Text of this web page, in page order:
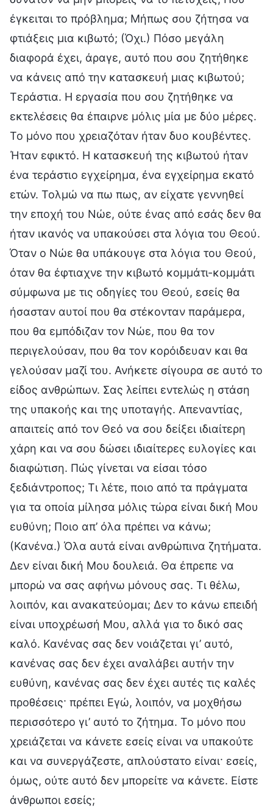
έγκειται το πρόβλημα; Μήπως σου ζήτησα να
φτιάξεις μια κιβωτό; (Όχι.) Πόσο μεγάλη
διαφορά έχει, άραγε, αυτό που σου ζητήθηκε
να κάνεις από την κατασκευή μιας κιβωτού;
Τεράστια. Η εργασία που σου ζητήθηκε να
εκτελέσεις θα έπαιρνε μόλις μία με δύο μέρες.
Το μόνο που χρειαζόταν ήταν δυο κουβέντες.
Ήταν εφικτό. Η κατασκευή της κιβωτού ήταν
ένα τεράστιο εγχείρημα, ένα εγχείρημα εκατό
ετών. Τολμώ να πω πως, αν είχατε γεννηθεί
την εποχή του Νώε, ούτε ένας από εσάς δεν θα
ήταν ικανός να υπακούσει στα λόγια του Θεού.
Όταν ο Νώε θα υπάκουγε στα λόγια του Θεού,
όταν θα έφτιαχνε την κιβωτό κομμάτι-κομμάτι
σύμφωνα με τις οδηγίες του Θεού, εσείς θα
ήσασταν αυτοί που θα στέκονταν παράμερα,
που θα εμπόδιζαν τον Νώε, που θα τον
περιγελούσαν, που θα τον κορόιδευαν και θα
γελούσαν μαζί του. Ανήκετε σίγουρα σε αυτό το
είδος ανθρώπων. Σας λείπει εντελώς η στάση
της υπακοής και της υποταγής. Απεναντίας,
απαιτείς από τον Θεό να σου δείξει ιδιαίτερη
χάρη και να σου δώσει ιδιαίτερες ευλογίες και
διαφώτιση. Πώς γίνεται να είσαι τόσο
ξεδιάντροπος; Τι λέτε, ποιο από τα πράγματα
για τα οποία μίλησα μόλις τώρα είναι δική Μου
ευθύνη; Ποιο απ’ όλα πρέπει να κάνω;
(Κανένα.) Όλα αυτά είναι ανθρώπινα ζητήματα.
Δεν είναι δική Μου δουλειά. Θα έπρεπε να
μπορώ να σας αφήνω μόνους σας. Τι θέλω,
λοιπόν, και ανακατεύομαι; Δεν το κάνω επειδή
είναι υποχρέωσή Μου, αλλά για το δικό σας
καλό. Κανένας σας δεν νοιάζεται γι’ αυτό,
κανένας σας δεν έχει αναλάβει αυτήν την
ευθύνη, κανένας σας δεν έχει αυτές τις καλές
προθέσεις· πρέπει Εγώ, λοιπόν, να μοχθήσω
περισσότερο γι’ αυτό το ζήτημα. Το μόνο που
χρειάζεται να κάνετε εσείς είναι να υπακούτε
και να συνεργάζεστε, απλούστατο είναι· εσείς,
όμως, ούτε αυτό δεν μπορείτε να κάνετε. Είστε
άνθρωποι εσείς;